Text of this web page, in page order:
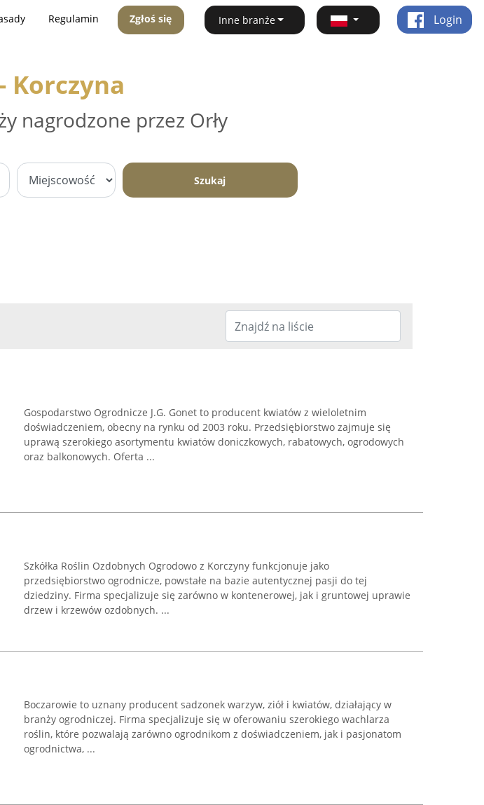
Regulamin Zgłoś się Inne branże Login
Korczyna
nagrodzone przez Orły
Szukaj
Gospodarstwo Ogrodnicze J.G. Gonet to producent kwiatów z wieloletnim
doświadczeniem, obecny na rynku od 2003 roku. Przedsiębiorstwo zajmuje się
uprawą szerokiego asortymentu kwiatów doniczkowych, rabatowych, ogrodowych
oraz balkonowych. Oferta ...
Szkółka Roślin Ozdobnych Ogrodowo z Korczyny funkcjonuje jako
przedsiębiorstwo ogrodnicze, powstałe na bazie autentycznej pasji do tej
dziedziny. Firma specjalizuje się zarówno w kontenerowej, jak i gruntowej uprawie
drzew i krzewów ozdobnych. ...
Boczarowie to uznany producent sadzonek warzyw, ziół i kwiatów, działający w
branży ogrodniczej. Firma specjalizuje się w oferowaniu szerokiego wachlarza
roślin, które pozwalają zarówno ogrodnikom z doświadczeniem, jak i pasjonatom
ogrodnictwa, ...